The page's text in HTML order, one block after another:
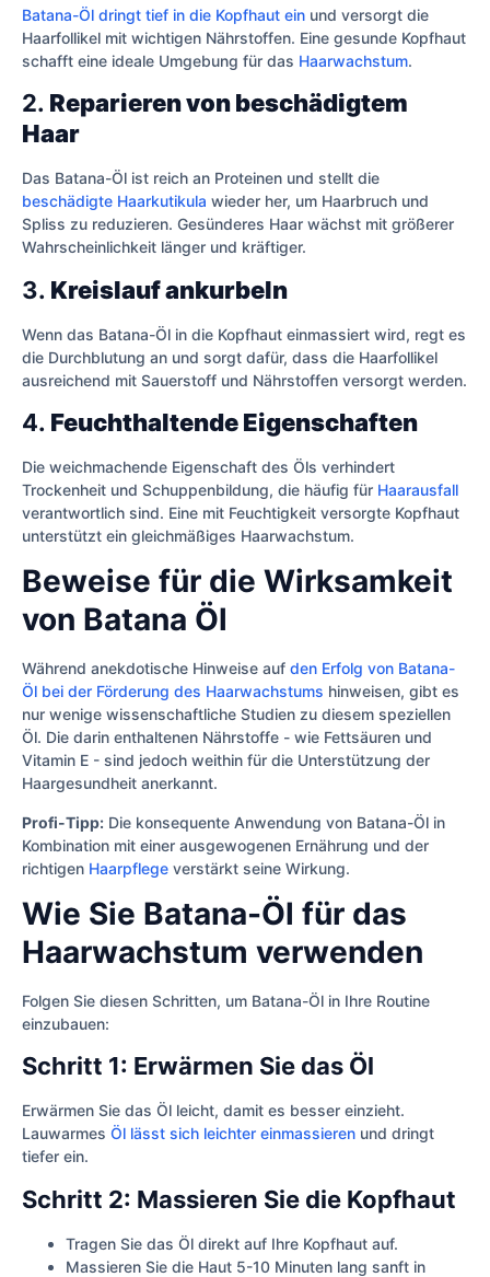
Batana-Öl dringt tief in die Kopfhaut ein und versorgt die
Haarfollikel mit wichtigen Nährstoffen. Eine gesunde Kopfhaut
schafft eine ideale Umgebung für das Haarwachstum.
2. Reparieren von beschädigtem
Haar
Das Batana-Öl ist reich an Proteinen und stellt die
beschädigte Haarkutikula wieder her, um Haarbruch und
Spliss zu reduzieren. Gesünderes Haar wächst mit größerer
Wahrscheinlichkeit länger und kräftiger.
3. Kreislauf ankurbeln
Wenn das Batana-Öl in die Kopfhaut einmassiert wird, regt es
die Durchblutung an und sorgt dafür, dass die Haarfollikel
ausreichend mit Sauerstoff und Nährstoffen versorgt werden.
4. Feuchthaltende Eigenschaften
Die weichmachende Eigenschaft des Öls verhindert
Trockenheit und Schuppenbildung, die häufig für Haarausfall
verantwortlich sind. Eine mit Feuchtigkeit versorgte Kopfhaut
unterstützt ein gleichmäßiges Haarwachstum.
Beweise für die Wirksamkeit
von Batana Öl
Während anekdotische Hinweise auf den Erfolg von Batana-
Öl bei der Förderung des Haarwachstums hinweisen, gibt es
nur wenige wissenschaftliche Studien zu diesem speziellen
Öl. Die darin enthaltenen Nährstoffe - wie Fettsäuren und
Vitamin E - sind jedoch weithin für die Unterstützung der
Haargesundheit anerkannt.
Profi-Tipp: Die konsequente Anwendung von Batana-Öl in
Kombination mit einer ausgewogenen Ernährung und der
richtigen Haarpflege verstärkt seine Wirkung.
Wie Sie Batana-Öl für das
Haarwachstum verwenden
Folgen Sie diesen Schritten, um Batana-Öl in Ihre Routine
einzubauen:
Schritt 1: Erwärmen Sie das Öl
Erwärmen Sie das Öl leicht, damit es besser einzieht.
Lauwarmes Öl lässt sich leichter einmassieren und dringt
tiefer ein.
Schritt 2: Massieren Sie die Kopfhaut
Tragen Sie das Öl direkt auf Ihre Kopfhaut auf.
Massieren Sie die Haut 5-10 Minuten lang sanft in